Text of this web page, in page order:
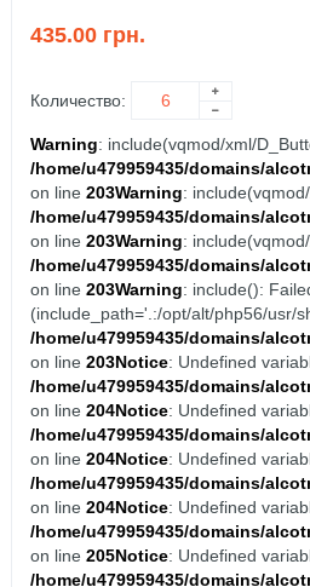
435.00 грн.
Количество:
Warning: include(vqmod/xml/
/home/u479959435/domains/
on line 203Warning:
/home/u479959435/domains/
on line 203Warning:
/home/u479959435/domains/
on line 203Warning: include():
(include_path='.:/opt/alt/php56/usr/
/home/u479959435/domains/
on line 203Notice: Undefined
/home/u479959435/domains/
on line 204Notice: Undefined
/home/u479959435/domains/
on line 204Notice: Undefined
/home/u479959435/domains/
on line 204Notice: Undefined
/home/u479959435/domains/
on line 205Notice: Undefined
/home/u479959435/domains/